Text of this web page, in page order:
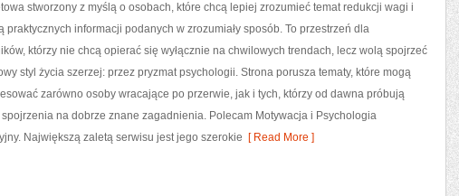
stworzony z myślą o osobach, które chcą lepiej zrozumieć temat redukcji wagi i
praktycznych informacji podanych w zrozumiały sposób. To przestrzeń dla
którzy nie chcą opierać się wyłącznie na chwilowych trendach, lecz wolą spojrzeć
styl życia szerzej: przez pryzmat psychologii. Strona porusza tematy, które mogą
zarówno osoby wracające po przerwie, jak i tych, którzy od dawna próbują
na dobrze znane zagadnienia. Polecam Motywacja i Psychologia
Największą zaletą serwisu jest jego szerokie [ Read More ]